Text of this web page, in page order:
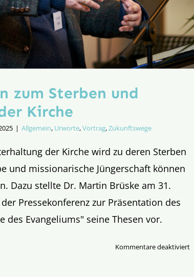
zum Sterben und
Kirche
| Allgemein, Urworte,Vortrag,Zukunftswege
der Kirche wird zu deren Sterben
und missionarische Jüngerschaft können
Dazu stellte Dr. Martin Brüske am 31.
Pressekonferenz zur Präsentation des
des Evangeliums" seine Thesen vor.
Kommentare deaktiviertfür